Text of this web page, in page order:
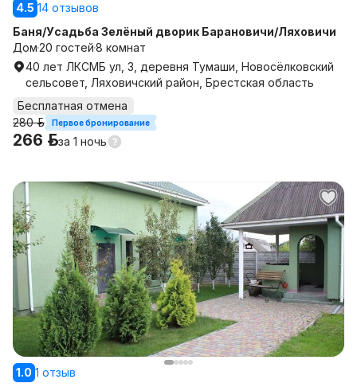
4.5 14 отзывов
Баня/Усадьба Зелёный дворик Барановичи/Ляховичи
Дом20 гостей8 комнат
40 лет ЛКСМБ ул, 3, деревня Тумаши, Новосёлковский
сельсовет, Ляховичский район, Брестская область
Бесплатная отмена
280 р.
Первое бронирование
266 р.за 1 ночь
1.0 1 отзыв